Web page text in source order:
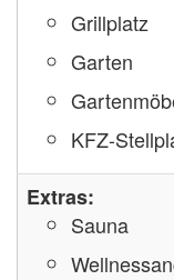
Grillplatz
Garten
KFZ-
Extras:
Sauna